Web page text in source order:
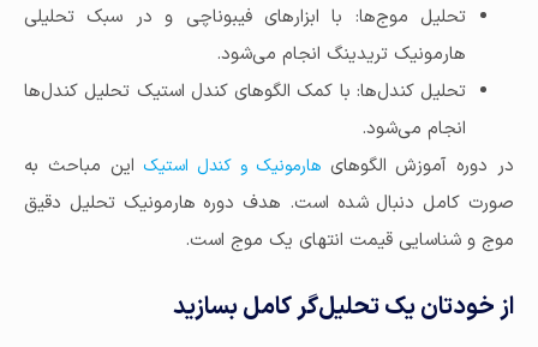
تحلیل موج‌ها: با ابزارهای فیبوناچی و در سبک تحلیلی
هارمونیک تریدینگ انجام می‌شود.
تحلیل کندل‌ها: با کمک الگوهای کندل استیک تحلیل کندل‌ها
انجام می‌شود.
در دوره آموزش الگوهایهارمونیک و کندل استیک این مباحث به
صورت کامل دنبال شده است. هدف دوره هارمونیک تحلیل دقیق
موج و شناسایی قیمت انتهای یک موج است.
از خودتان یک تحلیل‌گر کامل بسازید